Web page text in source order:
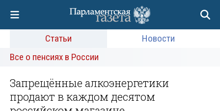
Статьи
Новости
Все о пенсиях в России
Запрещённые алкоэнергетики
продают в каждом десятом